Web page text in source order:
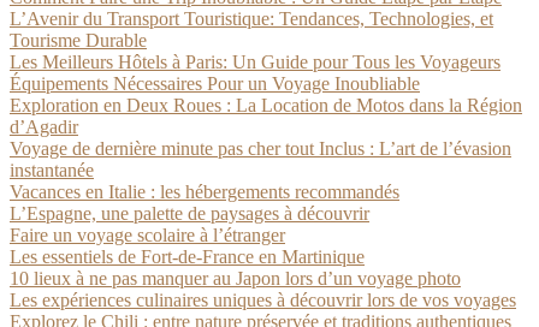
L’Avenir du Transport Touristique: Tendances, Technologies, et
Tourisme Durable
Les Meilleurs Hôtels à Paris: Un Guide pour Tous les Voyageurs
Équipements Nécessaires Pour un Voyage Inoubliable
Exploration en Deux Roues : La Location de Motos dans la Région
d’Agadir
Voyage de dernière minute pas cher tout Inclus : L’art de l’évasion
instantanée
Vacances en Italie : les hébergements recommandés
L’Espagne, une palette de paysages à découvrir
Faire un voyage scolaire à l’étranger
Les essentiels de Fort-de-France en Martinique
10 lieux à ne pas manquer au Japon lors d’un voyage photo
Les expériences culinaires uniques à découvrir lors de vos voyages
Explorez le Chili : entre nature préservée et traditions authentiques